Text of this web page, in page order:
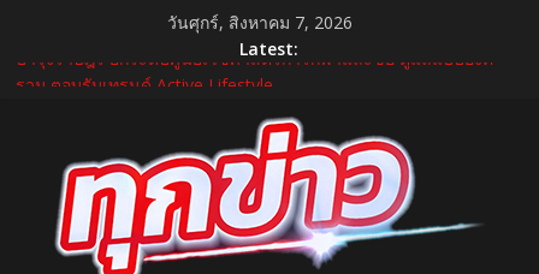
content
วันศุกร์, สิงหาคม 7, 2026
Latest:
บำรุงราษฎร์ ยกระดับศูนย์เวชศาสตร์การกีฬาและข้อ ดูแลแบบองค์
บีโอไอผนึกพันธมิตรจัด THECA 2026 เชื่อมห่วงโซ่อิเล็กทรอนิกส์ หนุน
ไทยสู่ฐานผลิตเทคโนโลยีขั้นสูง
กระทรวงคมนาคม เปิดนิทรรศการ “เกษมสุขทุกค่ำเช้า” เฉลิม
พระชนมพรรษา พระบาทสมเด็จพระเจ้าอยู่หัว 28 กรกฎาคม 2569
“GDH” เปิดโผโปรเจกต์ใหม่ใน “GDH CIRCLES Feel Good โคจร
ความสุข สนุกกว่าที่เคย”